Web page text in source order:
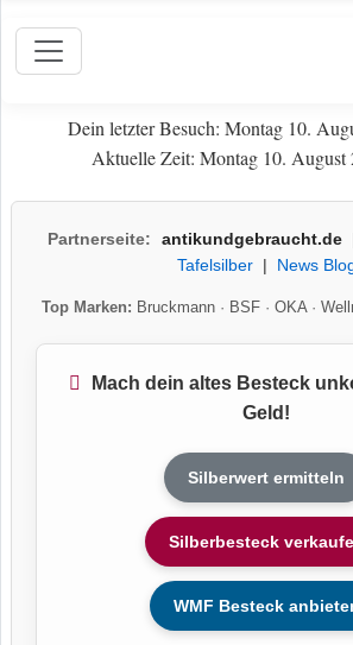
Dein letzter Besuch: Montag 10.
Aktuelle Zeit: Montag 10. August
Partnerseite: antikundgebraucht.de
Tafelsilber| News
Top Marken: Bruckmann· BSF· OKA·
Mach dein altes Besteck
Geld!
Silberwert ermitteln
Silberbesteck
WMF Besteck